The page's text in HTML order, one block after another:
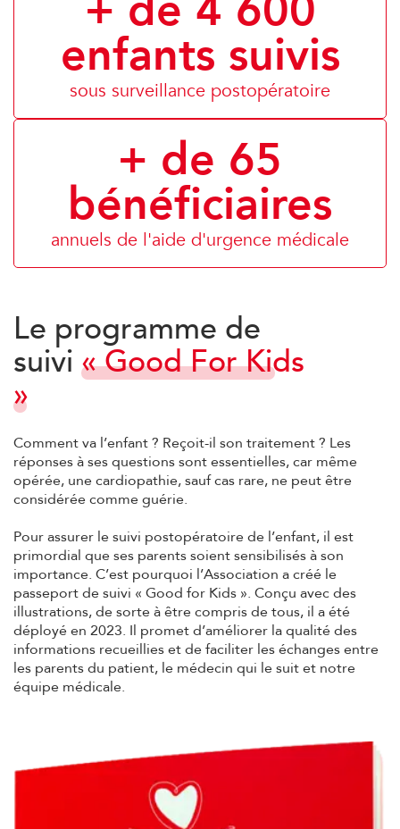
enfants suivis
sous surveillance postopératoire
+ de 65
bénéficiaires
annuels de l'aide d'urgence médicale
Le programme de
suivi « Good For Kids
»
Comment va l’enfant ? Reçoit-il son traitement ? Les
réponses à ses questions sont essentielles, car même
opérée, une cardiopathie, sauf cas rare, ne peut être
considérée comme guérie.
Pour assurer le suivi postopératoire de l’enfant, il est
primordial que ses parents soient sensibilisés à son
importance. C’est pourquoi l’Association a créé le
passeport de suivi « Good for Kids ». Conçu avec des
illustrations, de sorte à être compris de tous, il a été
déployé en 2023. Il promet d’améliorer la qualité des
informations recueillies et de faciliter les échanges entre
les parents du patient, le médecin qui le suit et notre
équipe médicale.